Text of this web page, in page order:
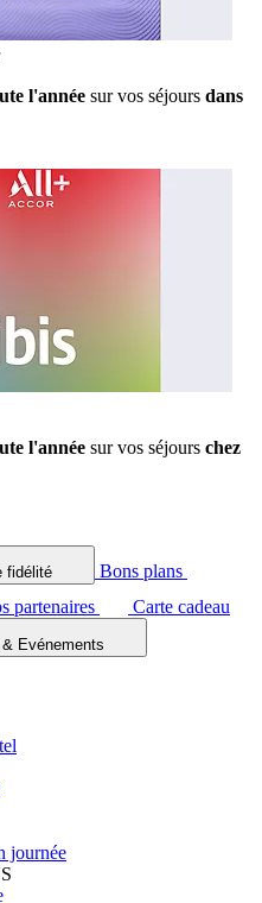
l'année sur vos séjours dans
l'année sur vos séjours chez
fidélité
Bons plans
partenaires
Carte cadeau
Evénements
journée